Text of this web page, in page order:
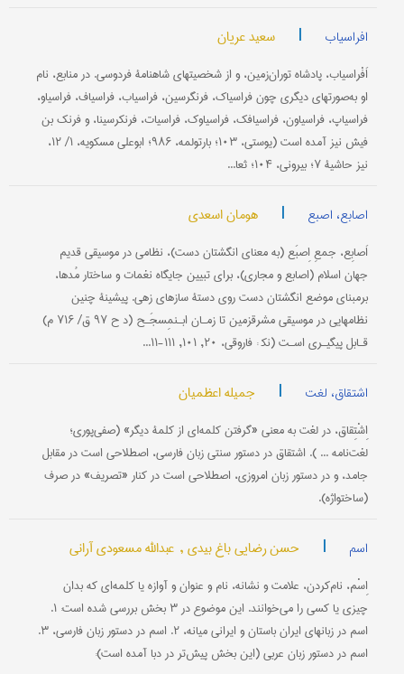
افراسیاب | سعید عریان
اَفْراسیاب، پادشاه توران‌زمین، و از شخصیتهای شاهنامۀ فردوسی. در منابع، نام
او به‌صورتهای دیگری چون فراسیاک، فرنگرسین، فراسیاب، فراسیاف، فراسیاو،
فراسیاپ، فراسیاون، فراسیافک، فراسیاوک، فراسیات، فرنکرسینا، و فرنک بن
فیش نیز آمده است (یوستی، ۱۰۳؛ بارتولمه، ۹۸۶؛ ابوعلی مسکویه، ۱/ ۱۲،
نیز حاشیۀ ۷؛ بیرونی، ۱۰۴؛ ثعا...
اصابع، اصبع | هومان اسعدی
اَصابِع، جمعِ اِصبَع (به معنای انگشتان دست)، نظامی در موسیقی قدیم
جهان اسلام (اصابع و مجاری)، برای تبیین جایگاه نغمات و ساختار مُدها،
برمبنای موضع انگشتان دست روی دستۀ سازهای زهی. پیشینۀ چنین
نظامهایی در موسیقی مشرق‎زمین تا زمـان ابـن‎مِسجَـح (د ح ۹۷ ق/ ۷۱۶ م)
قـابل پیگیـری اسـت (نک‍ : فاروقی، ۲۰, ۱۰۱, ۱۱۱-۱۱...
اشتقاق، لغت | جمیله اعظمیان
اِشْتِقاق، در لغت به معنی «گرفتن کلمه‌ای از کلمۀ دیگر» (صفی‌پوری؛
لغت‌نامه ... ). اشتقاق در دستور سنتی زبان فارسی، اصطلاحی است در مقابل
جامد، و در دستور زبان امروزی، اصطلاحی است در کنار «تصریف» در صرف
(ساختواژه).
اسم | حسن رضایی باغ بیدی , عبدالله مسعودی آرانی
اِسْم، نام‌کردن، علامت و نشانه، نام و عنوان و آوازه یا کلمه‌ای که بدان
چیزی یا کسی را می‌خوانند. این موضوع در ۳ بخش بررسی شده است: ۱.
اسم در زبانهای ایران باستان و ایرانی میانه، ۲. اسم در دستور زبان فارسی، ۳.
اسم در دستور زبان عربی (این بخش پیش‌تر در دبا آمده است):